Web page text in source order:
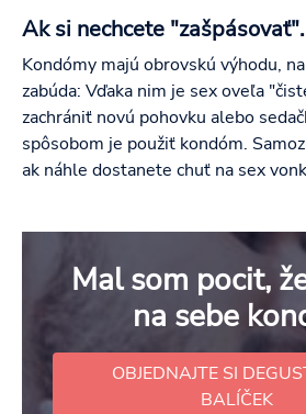
Ak si nechcete "zašpásovať".
Kondómy majú obrovskú výhodu,
zabúda: Vďaka nim je sex oveľa
zachrániť novú pohovku alebo
spôsobom je použiť kondóm.
ak náhle dostanete chuť na sex
Mal som pocit,
na sebe
OBJEDNAJTE SI
BALÍČEK